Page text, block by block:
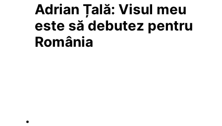
Adrian Țală: Visul meu
este să debutez pentru
România